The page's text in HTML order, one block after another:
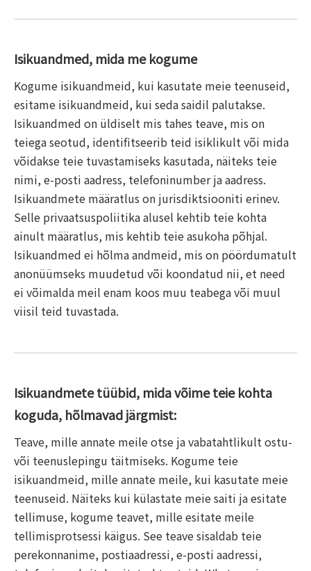
Isikuandmed, mida me kogume
Kogume isikuandmeid, kui kasutate meie teenuseid,
esitame isikuandmeid, kui seda saidil palutakse.
Isikuandmed on üldiselt mis tahes teave, mis on
teiega seotud, identifitseerib teid isiklikult või mida
võidakse teie tuvastamiseks kasutada, näiteks teie
nimi, e-posti aadress, telefoninumber ja aadress.
Isikuandmete määratlus on jurisdiktsiooniti erinev.
Selle privaatsuspoliitika alusel kehtib teie kohta
ainult määratlus, mis kehtib teie asukoha põhjal.
Isikuandmed ei hõlma andmeid, mis on pöördumatult
anonüümseks muudetud või koondatud nii, et need
ei võimalda meil enam koos muu teabega või muul
viisil teid tuvastada.
Isikuandmete tüübid, mida võime teie kohta
koguda, hõlmavad järgmist:
Teave, mille annate meile otse ja vabatahtlikult ostu-
või teenuslepingu täitmiseks. Kogume teie
isikuandmeid, mille annate meile, kui kasutate meie
teenuseid. Näiteks kui külastate meie saiti ja esitate
tellimuse, kogume teavet, mille esitate meile
tellimisprotsessi käigus. See teave sisaldab teie
perekonnanime, postiaadressi, e-posti aadressi,